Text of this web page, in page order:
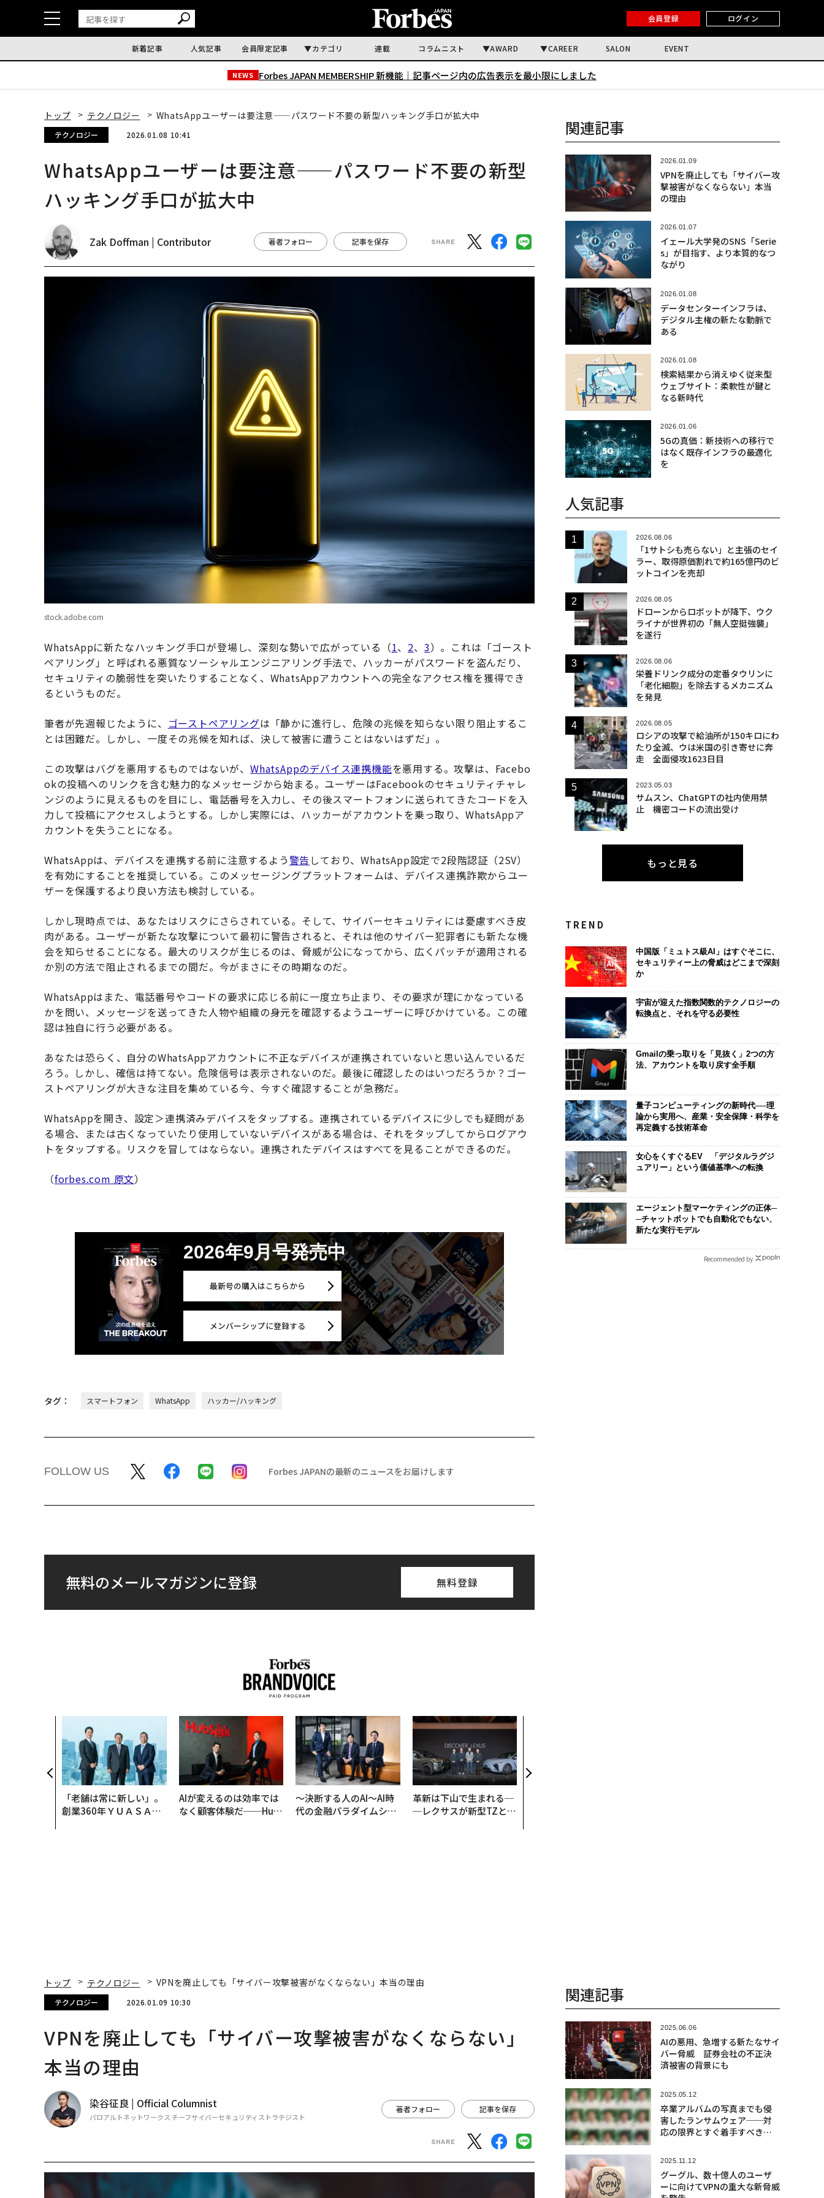
会員登録 ログイン
新着記事 人気記事 会員限定記事 カテゴリ 連載 コラムニスト AWARD CAREER SALON EVENT
NEWS Forbes JAPAN MEMBERSHIP 新機能｜ 記事ページ内の広告表示を最小限にしました
トップ テクノロジー WhatsAppユーザーは要注意——パスワード不要の新型ハッキング手口が拡大中
テクノロジー 2026.01.08 10:41
WhatsAppユーザーは要注意——パスワード不要の新型
ハッキング手口が拡大中
Zak Doffman | Contributor 著者フォロー 記事を保存
stock.adobe.com
WhatsAppに新たなハッキング手口が登場し、深刻な勢いで広がっている（1、 2、 3）。これは「ゴースト
ペアリング」と呼ばれる悪質なソーシャルエンジニアリング手法で、ハッカーがパスワードを盗んだり、
セキュリティの脆弱性を突いたりすることなく、WhatsAppアカウントへの完全なアクセス権を獲得でき
るというものだ。
筆者が先週報じたように、 ゴーストペアリングは「静かに進行し、危険の兆候を知らない限り阻止するこ
とは困難だ。しかし、一度その兆候を知れば、決して被害に遭うことはないはずだ」。
この攻撃はバグを悪用するものではないが、 WhatsAppのデバイス連携機能を悪用する。攻撃は、Facebo
okの投稿へのリンクを含む魅力的なメッセージから始まる。ユーザーはFacebookのセキュリティチャレ
ンジのように見えるものを目にし、電話番号を入力し、その後スマートフォンに送られてきたコードを入
力して投稿にアクセスしようとする。しかし実際には、ハッカーがアカウントを乗っ取り、WhatsAppア
カウントを失うことになる。
WhatsAppは、デバイスを連携する前に注意するよう警告 しており、WhatsApp設定で2段階認証（2SV）
を有効にすることを推奨している。このメッセージングプラットフォームは、デバイス連携詐欺からユー
ザーを保護するより良い方法も検討している。
しかし現時点では、あなたはリスクにさらされている。そして、サイバーセキュリティには憂慮すべき皮
肉がある。ユーザーが新たな攻撃について最初に警告されると、それは他のサイバー犯罪者にも新たな機
会を知らせることになる。最大のリスクが生じるのは、脅威が公になってから、広くパッチが適用される
か別の方法で阻止されるまでの間だ。今がまさにその時期なのだ。
WhatsAppはまた、電話番号やコードの要求に応じる前に一度立ち止まり、その要求が理にかなっている
かを問い、メッセージを送ってきた人物や組織の身元を確認するようユーザーに呼びかけている。この確
認は独自に行う必要がある。
あなたは恐らく、自分のWhatsAppアカウントに不正なデバイスが連携されていないと思い込んでいるだ
ろう。しかし、確信は持てない。危険信号は表示されないのだ。最後に確認したのはいつだろうか？ゴー
ストペアリングが大きな注目を集めている今、今すぐ確認することが急務だ。
WhatsAppを開き、設定＞連携済みデバイスをタップする。連携されているデバイスに少しでも疑問があ
る場合、または古くなっていたり使用していないデバイスがある場合は、それをタップしてからログアウ
トをタップする。リスクを冒してはならない。連携されたデバイスはすべてを見ることができるのだ。
（forbes.com 原文）
2026年9月号発売中
最新号の購入はこちらから
メンバーシップに登録する
タグ： スマートフォン WhatsApp ハッカー/ハッキング
FOLLOW US Forbes JAPANの最新のニュースをお届けします
無料のメールマガジンに登録 無料登録
「老舗は常に新しい」。
創業360年ＹＵＡＳＡと
AIが変えるのは効率では
なく顧客体験だ──Hub
〜決断する人のAI〜AI時
代の金融パラダイムシフ
革新は下山で生まれる─
─レクサスが新型TZとE
年の答え
関連記事
2026.01.09
VPNを廃止しても「サイバー攻
撃被害がなくならない」本当
の理由
2026.01.07
イェール大学発のSNS「Serie
s」が目指す、より本質的なつ
ながり
2026.01.08
データセンターインフラは、
デジタル主権の新たな動脈で
ある
2026.01.08
検索結果から消えゆく従来型
ウェブサイト：柔軟性が鍵と
なる新時代
2026.01.06
5Gの真価：新技術への移行で
はなく既存インフラの最適化
を
人気記事
2026.08.06
「1サトシも売らない」と主張のセイ
ラー、取得原価割れで約165億円のビ
ットコインを売却
2026.08.05
ドローンからロボットが降下、ウク
ライナが世界初の「無人空挺強襲」
を遂行
2026.08.06
栄養ドリンク成分の定番タウリンに
「老化細胞」を除去するメカニズム
を発見
2026.08.05
ロシアの攻撃で給油所が150キロにわ
たり全滅、ウは米国の引き寄せに奔
走 全面侵攻1623日目
2023.05.03
サムスン、ChatGPTの社内使用禁
止 機密コードの流出受け
もっと見る
TREND
中国版「ミュトス級AI」はすぐそこに、
セキュリティー上の脅威はどこまで深刻
か
宇宙が迎えた指数関数的テクノロジーの
転換点と、それを守る必要性
Gmailの乗っ取りを「見抜く」2つの方
法、アカウントを取り戻す全手順
量子コンピューティングの新時代──理
論から実用へ、産業・安全保障・科学を
再定義する技術革命
女心をくすぐるEV 「デジタルラグジ
ュアリー」という価値基準への転換
エージェント型マーケティングの正体─
─チャットボットでも自動化でもない、
新たな実行モデル
Recommended by
トップ テクノロジー VPNを廃止しても「サイバー攻撃被害がなくならない」本当の理由
テクノロジー 2026.01.09 10:30
VPNを廃止しても「サイバー攻撃被害がなくならない」
本当の理由
染谷征良 | Official Columnist
パロアルトネットワークス チーフサイバーセキュリティストラテジスト
著者フォロー 記事を保存
関連記事
2025.06.06
AIの悪用、急増する新たなサイ
バー脅威 証券会社の不正決
済被害の背景にも
2025.05.12
卒業アルバムの写真までも侵
害したランサムウェア──対
応の限界とすぐ着手すべき備
2025.11.12
グーグル、数十億人のユーザ
ーに向けてVPNの重大な新脅威